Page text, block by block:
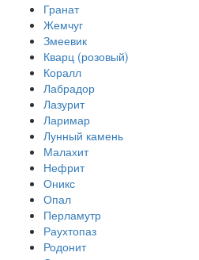
Гранат
Жемчуг
Змеевик
Кварц (розовый)
Коралл
Лабрадор
Лазурит
Ларимар
Лунный камень
Малахит
Нефрит
Оникс
Опал
Перламутр
Раухтопаз
Родонит